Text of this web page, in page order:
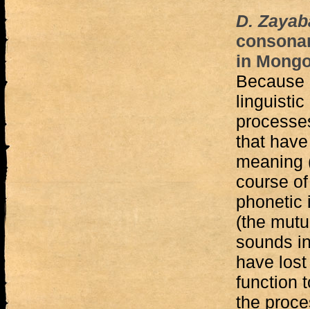
D.
in
Because
linguistic
that
meaning
course
phonetic
(the
sounds
have
function
the